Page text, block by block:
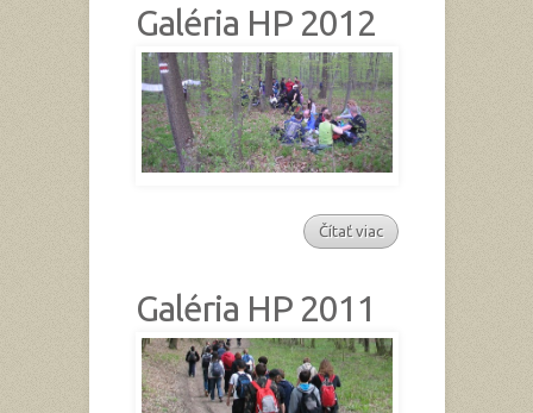
Galéria HP 2012
Čítať viac
Galéria HP 2011